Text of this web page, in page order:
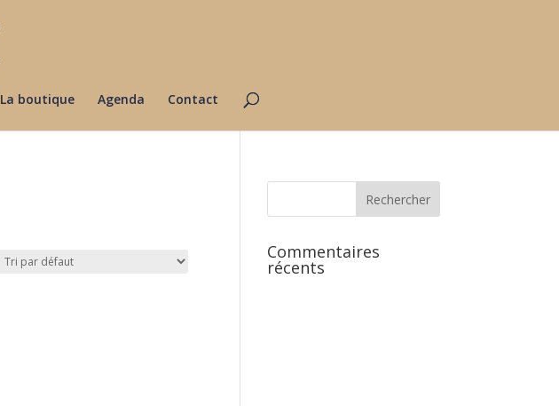
La boutique Agenda Contact
Commentaires
récents